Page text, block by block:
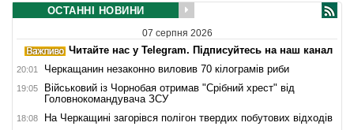
ОСТАННІ НОВИНИ
07 серпня 2026
Читайте нас у Telegram. Підписуйтесь на наш канал
20:01 Черкащанин незаконно виловив 70 кілограмів риби
19:05
Військовий із Чорнобая отримав "Срібний хрест" від
Головнокомандувача ЗСУ
18:08 На Черкащині загорівся полігон твердих побутових відходів